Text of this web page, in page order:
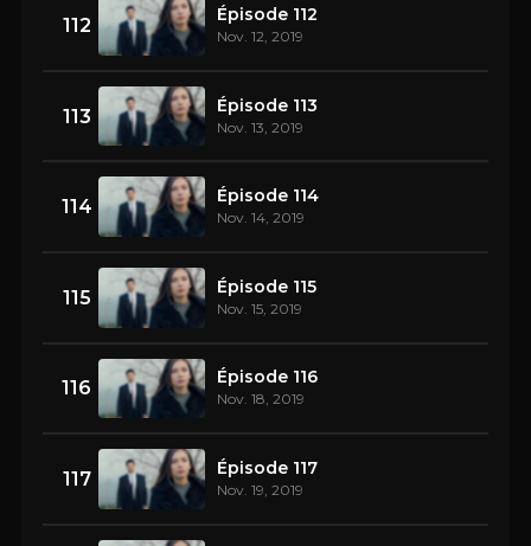
112 Épisode 112
Nov. 12, 2019
113 Épisode 113
Nov. 13, 2019
114 Épisode 114
Nov. 14, 2019
115 Épisode 115
Nov. 15, 2019
116 Épisode 116
Nov. 18, 2019
117 Épisode 117
Nov. 19, 2019